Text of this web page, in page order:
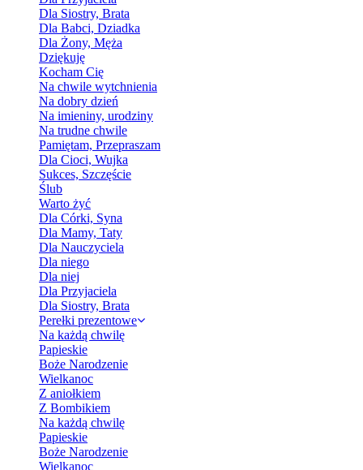
Dla Siostry, Brata
Dla Babci, Dziadka
Dla Żony, Męża
Dziękuję
Kocham Cię
Na chwile wytchnienia
Na dobry dzień
Na imieniny, urodziny
Na trudne chwile
Pamiętam, Przepraszam
Dla Cioci, Wujka
Sukces, Szczęście
Ślub
Warto żyć
Dla Córki, Syna
Dla Mamy, Taty
Dla Nauczyciela
Dla niego
Dla niej
Dla Przyjaciela
Dla Siostry, Brata
Perełki prezentowe
Na każdą chwilę
Papieskie
Boże Narodzenie
Wielkanoc
Z aniołkiem
Z Bombikiem
Na każdą chwilę
Papieskie
Boże Narodzenie
Wielkanoc